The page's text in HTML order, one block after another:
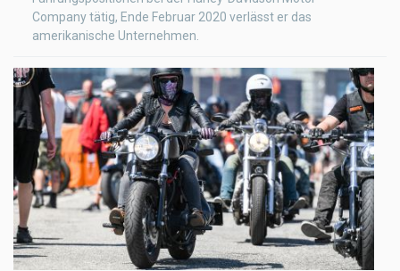
Company tätig, Ende Februar 2020 verlässt er das
amerikanische Unternehmen.